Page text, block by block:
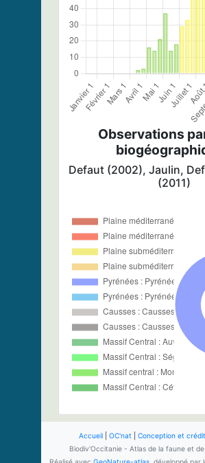
Observations
Defaut (2002), Jaulin,
(2011)
Accueil| OC'nat| Conception et
Biodiv'Occitanie - Atlas de la faune et